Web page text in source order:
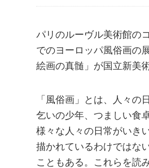
パリのルーヴル美術館の
でのヨーロッパ風俗画の
絵画の真髄」が国立新美
「風俗画」とは、人々
乞いの少年、つましい食
様々な人々の日常がいき
描かれているわけではな
こともある。これらを読